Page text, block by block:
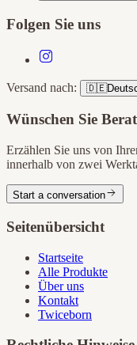
Folgen Sie uns
Versand nach: 🇩🇪
Wünschen Sie
Erzählen Sie uns von
innerhalb von zwei
Start a conversation
Seitenübersicht
Startseite
Alle Produkte
Über uns
Kontakt
Twiceborn